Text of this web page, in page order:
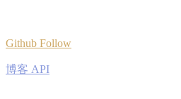
Github Follow
博客 API